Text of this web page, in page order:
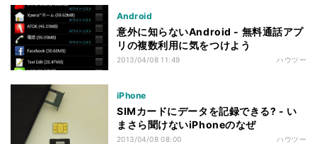
Android
意外に知らないAndroid - 無料通話アプ
リの複数利用に気をつけよう
2013/04/08 11:49 ハウツー
iPhone
SIMカードにデータを記録できる? - い
まさら聞けないiPhoneのなぜ
2013/04/08 08:00 ハウツー